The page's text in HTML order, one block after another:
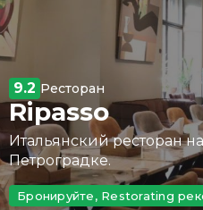
9.2 Ресторан
Ripasso
Итальянский ресторан
Петроградке.
Бронируйте, Restorating